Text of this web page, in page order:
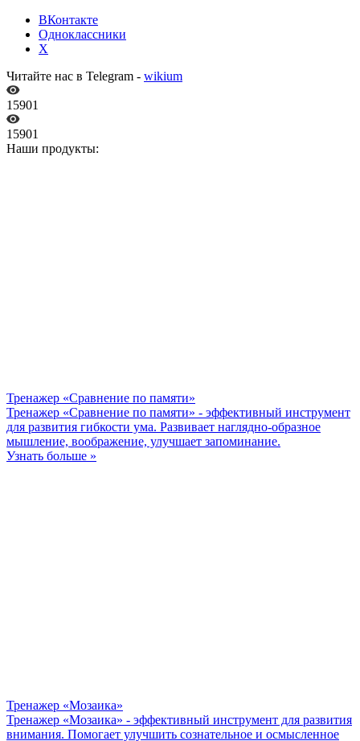
ВКонтакте
Одноклассники
X
Читайте нас в Telegram - wikium
15901
15901
Наши продукты:
Тренажер «Сравнение по памяти»
Тренажер «Сравнение по памяти» - эффективный инструмент
для развития гибкости ума. Развивает наглядно-образное
мышление, воображение, улучшает запоминание.
Узнать больше »
Тренажер «Мозаика»
Тренажер «Мозаика» - эффективный инструмент для развития
внимания. Помогает улучшить сознательное и осмысленное